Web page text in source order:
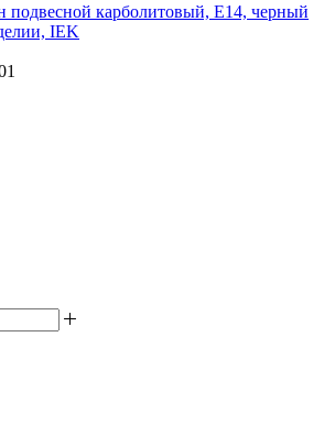
подвесной карболитовый, Е14, черный
IEK